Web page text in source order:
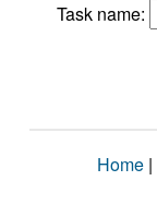
Task name:
Home |